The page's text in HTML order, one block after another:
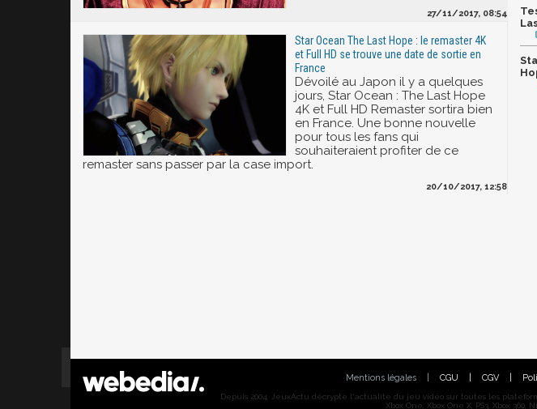
27/11/2017, 08:54
Star Ocean The Last Hope : le remaster 4K
et Full HD se trouve une date de sortie en
France
Dévoilé au Japon il y a quelques
jours, Star Ocean : The Last Hope
4K et Full HD Remaster sortira bien
en France. Une bonne nouvelle
pour tous les fans qui
souhaiteraient profiter de ce
remaster sans passer par la case import.
20/10/2017, 12:58
Mentions légales CGU CGV
Depuis 2004, JeuxActu décrypte l'actualité du jeu vidéo sur toutes les
Xbox One, Xbox One X, PS3, Xbox 360,